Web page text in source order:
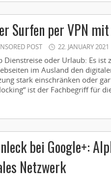
Surfen per VPN
POST 22. JANUARY 2021
Dienstreise oder Urlaub: Es
im Ausland den
stark einschränken oder
ist der Fachbegriff für
bei Google+:
Netzwerk